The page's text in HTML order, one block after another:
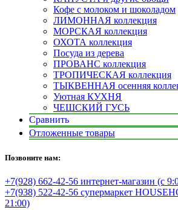
Кофе с молоком и шоколадом
ЛИМОННАЯ коллекция
МОРСКАЯ коллекция
ОХОТА коллекция
Посуда из дерева
ПРОВАНС коллекция
ТРОПИЧЕСКАЯ коллекция
ТЫКВЕННАЯ осенняя
Уютная КУХНЯ
ЧЕШСКИЙ ГУСЬ
Сравнить
Отложенные товары
Позвоните нам:
+7(928) 662-42-56 интернет-магазин (с
+7(938) 522-42-56 супермаркет
21:00)